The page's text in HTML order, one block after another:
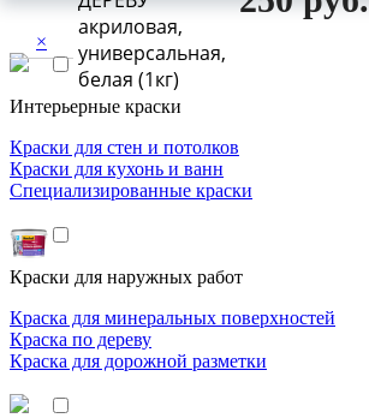
×
Интерьерные краски
Краски для стен и потолков
Краски для кухонь и ванн
Специализированные краски
Краски для наружных работ
Краска для минеральных поверхностей
Краска по дереву
Краска для дорожной разметки
акриловая,
универсальная,
белая (1кг)